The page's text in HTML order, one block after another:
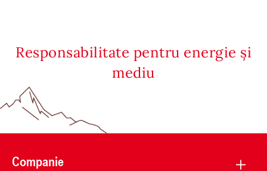
Responsabilitate pentru energie și
mediu
Companie